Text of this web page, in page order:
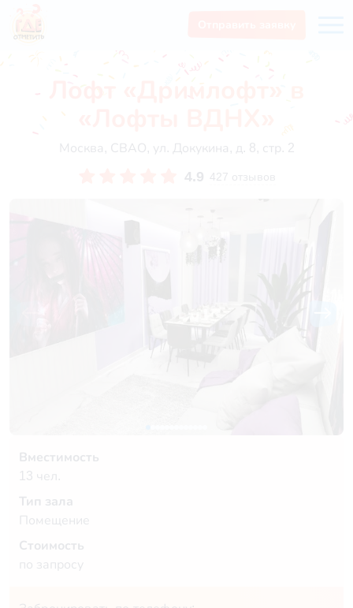
Лофт «Дримлофт» в
Москва, СВАО, ул. Докукина, д. 8, стр. 2
4.9 427 отзывов
Вместимость
13 чел.
Тип зала
Помещение
Стоимость
по запросу